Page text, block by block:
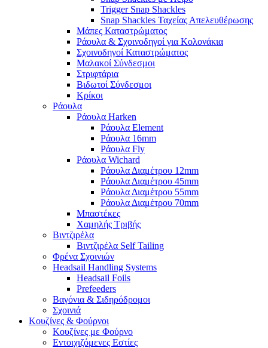
Trigger Snap Shackles
Snap Shackles Ταχείας Απελευθέρωσης
Μάπες Καταστρώματος
Ράουλα & Σχοινοδηγοί για Κολονάκια
Σχοινοδηγοί Καταστρώματος
Μαλακοί Σύνδεσμοι
Στριφτάρια
Βιδωτοί Σύνδεσμοι
Κρίκοι
Ράουλα
Ράουλα Harken
Ράουλα Element
Ράουλα 16mm
Ράουλα Fly
Ράουλα Wichard
Ράουλα Διαμέτρου 12mm
Ράουλα Διαμέτρου 45mm
Ράουλα Διαμέτρου 55mm
Ράουλα Διαμέτρου 70mm
Μπαστέκες
Χαμηλής Τριβής
Βιντζιρέλα
Βιντζιρέλα Self Tailing
Φρένα Σχοινιών
Headsail Handling Systems
Headsail Foils
Prefeeders
Βαγόνια & Σιδηρόδρομοι
Σχοινιά
Κουζίνες & Φούρνοι
Κουζίνες με Φούρνο
Εντοιχιζόμενες Εστίες